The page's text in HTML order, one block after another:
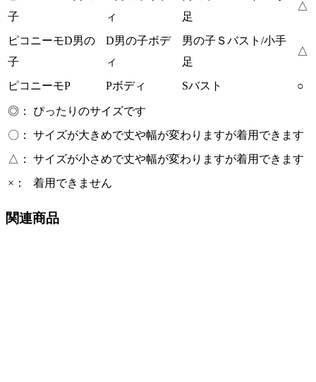
子
ィ
足
△
ピコニーモD男の
子
D男の子ボデ
ィ
男の子Ｓバスト/小手
足
△
ピコニーモP Pボディ Sバスト ○
◎：
ぴったりのサイズです
〇：
サイズが大きめで丈や幅が変わりますが着用できます
△：
サイズが小さめで丈や幅が変わりますが着用できます
×：
着用できません
関連商品